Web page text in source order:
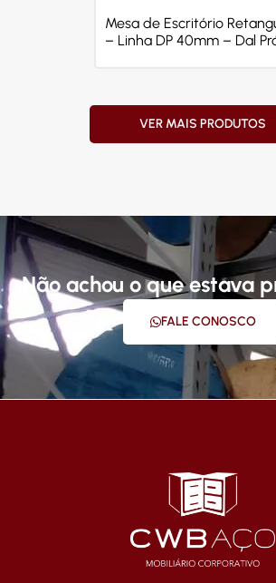
Mesa de Escritório
– Linha DP 40mm – Dal
VER MAIS PRODUTOS
Não achou o que estava
FALE CONOSCO